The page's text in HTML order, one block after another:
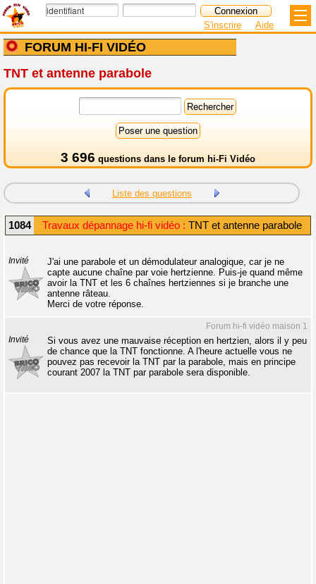
FORUM HI-FI VIDÉO
S'inscrire Aide
TNT et antenne parabole
3 696 questions dans le forum hi-Fi Vidéo
Liste des questions
1084 Travaux dépannage hi-fi vidéo : TNT et antenne parabole
Invité
J'ai une parabole et un démodulateur analogique, car je ne
capte aucune chaîne par voie hertzienne. Puis-je quand même
avoir la TNT et les 6 chaînes hertziennes si je branche une
antenne râteau.
Merci de votre réponse.
Forum hi-fi vidéo maison 1
Invité
Si vous avez une mauvaise réception en hertzien, alors il y peu
de chance que la TNT fonctionne. A l'heure actuelle vous ne
pouvez pas recevoir la TNT par la parabole, mais en principe
courant 2007 la TNT par parabole sera disponible.